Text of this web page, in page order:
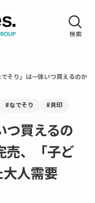
でそり」は一体いつ買えるのか
#なでそり #貝印
つ買えるの
、「子ど
人需要